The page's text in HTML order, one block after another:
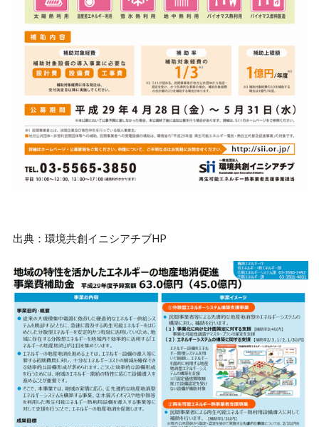
出典：環境共創イニシアチブHP